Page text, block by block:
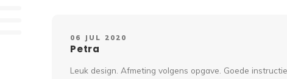
06 JUL 2020
Petra
Leuk design. Afmeting volgens opgave. Goede